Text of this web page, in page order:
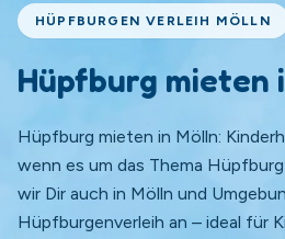
HÜPFBURGEN VERLEIH MÖLLN
Hüpfburg mieten
Hüpfburg mieten in Mölln:
wenn es um das Thema
wir Dir auch in Mölln und
Hüpfburgenverleih an – ideal für